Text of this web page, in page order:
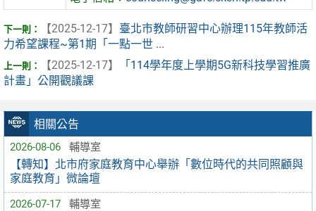
相關公告
2026-08-06 輔導室
【轉知】北市府家庭教育中心舉辦「數位時代的共同照顧與
家庭教育」微論壇
2026-07-17 輔導室
【2025-12-17】 臺北市教師研習中心辦理115年教師活
力希望課程~第1期「一點一世 ...
【2025-12-17】
「114學年度上學期5G新科技學習推廣
計畫」公開觀議課